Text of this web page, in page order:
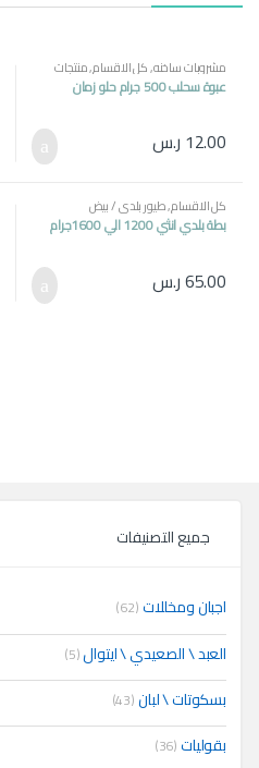
مشروبات ساخنه,كل الاقسام,منتجات
مصرية
عبوة سحلب 500 جرام حلو زمان
12.00 ر.س
كل الاقسام,طيور بلدي / بيض
بطة بلدي انثي 1200 الي 1600جرام
65.00ر.س
جميع التصنيفات
اجبان ومخللات(62)
العبد \ الصعيدي \ ايتوال(5)
بسكوتات \ لبان(43)
بقوليات(36)